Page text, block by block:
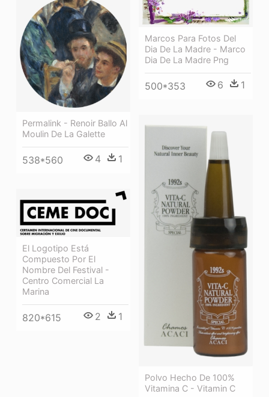
Marcos Para Fotos Del
Dia De La Madre - Marco
Dia De La Madre Png
500*353 6 1
Permalink - Renoir Ballo Al
Moulin De La Galette
538*560 4 1
Polvo Hecho De 100%
Vitamina C - Vitamin C
El Logotipo Está
Compuesto Por El
Nombre Del Festival -
Centro Comercial La
Marina
820*615 2 1